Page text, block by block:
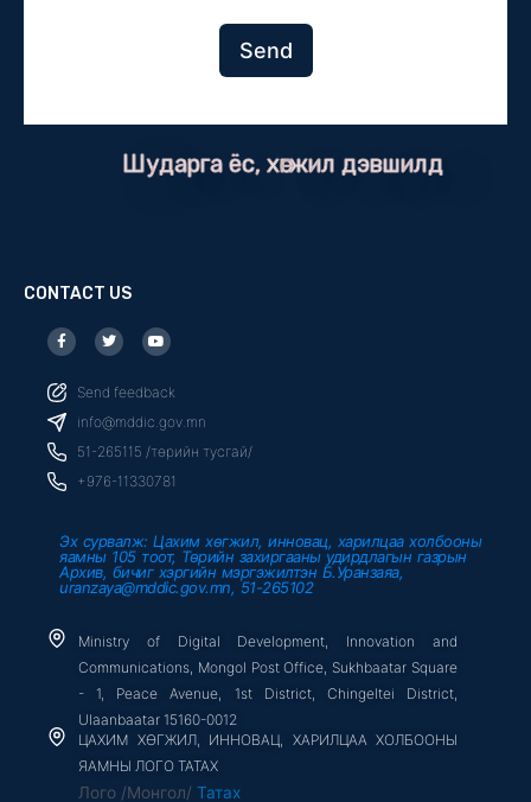
Send
Шударга ёс, хөгжил дэвшилд
CONTACT US
F
a
c
b
o
o
k
f
T
w
i
t
r
Y
o
u
u
e
Send feedback
info@mddic.gov.mn
51-265115 /төрийн тусгай/
+976-11330781
Эх сурвалж: Цахим хөгжил, инновац, харилцаа холбооны
яамны 105 тоот, Төрийн захиргааны удирдлагын газрын
Архив, бичиг хэргийн мэргэжилтэн Б.Уранзаяа,
uranzaya@mddic.gov.mn, 51-265102
Ministry of Digital Development, Innovation and
Communications, Mongol Post Office, Sukhbaatar Square
- 1, Peace Avenue, 1st District, Chingeltei District,
Ulaanbaatar 15160-0012
ЦАХИМ ХӨГЖИЛ, ИННОВАЦ, ХАРИЛЦАА ХОЛБООНЫ
ЯАМНЫ ЛОГО ТАТАХ
Лого /Монгол/ Татах